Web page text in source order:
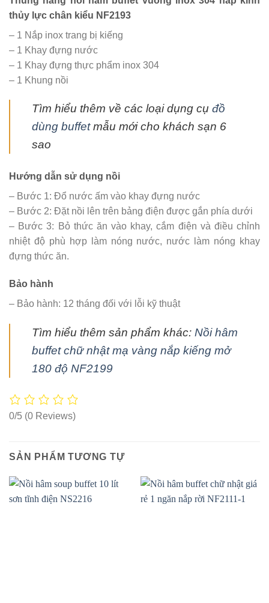
thủy lực chân kiểu NF2193
– 1 Nắp inox trang bị kiếng
– 1 Khay đựng nước
– 1 Khay đựng thực phẩm inox 304
– 1 Khung nồi
Tìm hiểu thêm về các loại dụng cụ đồ
dùng buffetmẫu mới cho khách sạn 6
sao
Hướng dẫn sử dụng nồi
– Bước 1: Đổ nước ấm vào khay đựng nước
– Bước 2: Đặt nồi lên trên bảng điện được gắn phía dưới
– Bước 3: Bỏ thức ăn vào khay, cắm điện và điều chỉnh
nhiệt độ phù hợp làm nóng nước, nước làm nóng khay
đựng thức ăn.
Bảo hành
– Bảo hành: 12 tháng đối với lỗi kỹ thuật
Tìm hiểu thêm sản phẩm khác: Nồi hâm
buffet chữ nhật mạ vàng nắp kiếng mở
180 độ NF2199
0/5 (0 Reviews)
SẢN PHẨM TƯƠNG TỰ